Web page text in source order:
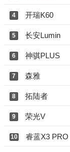
4 开瑞K60
5 长安Lumin
6 神骐PLUS
7 森雅
8 拓陆者
9 荣光V
10 睿蓝X3 PRO